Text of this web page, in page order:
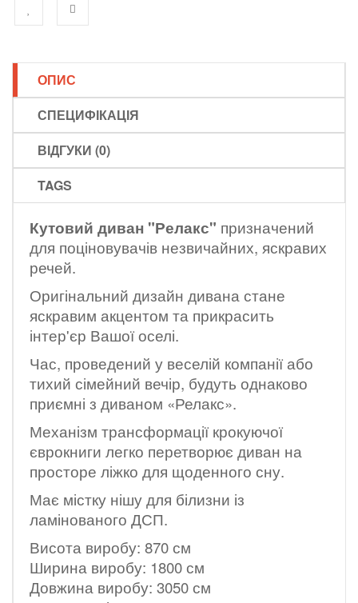
ОПИС
СПЕЦИФІКАЦІЯ
ВІДГУКИ (0)
TAGS
Кутовий диван "Релакс" призначений
для поціновувачів незвичайних, яскравих
речей.
Оригінальний дизайн дивана стане
яскравим акцентом та прикрасить
інтер'єр Вашої оселі.
Час, проведений у веселій компанії або
тихий сімейний вечір, будуть однаково
приємні з диваном «Релакс».
Механізм трансформації крокуючої
єврокниги легко перетворює диван на
просторе ліжко для щоденного сну.
Має містку нішу для білизни із
ламінованого ДСП.
Висота виробу: 870 см
Ширина виробу: 1800 см
Довжина виробу: 3050 см